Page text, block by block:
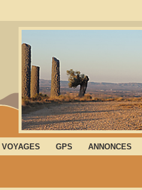
VOYAGES GPS ANNONCES